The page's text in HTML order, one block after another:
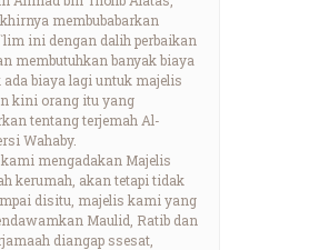
membubabarkan
ini dengan dalih perbaikan
membutuhkan banyak biaya
ada biaya lagi untuk majelis
kini orang itu yang
tentang terjemah Al-
Wahaby.
mengadakan Majelis
kerumah, akan tetapi tidak
disitu, majelis kami yang
Maulid, Ratib dan
diangap ssesat,